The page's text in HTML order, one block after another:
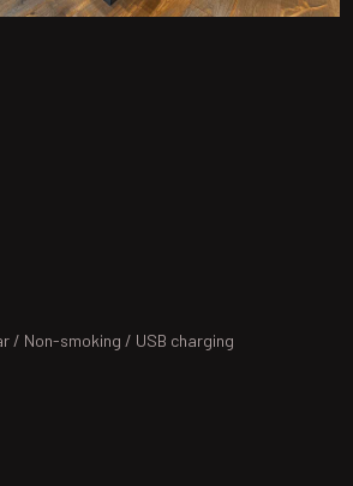
/ Non-smoking / USB charging